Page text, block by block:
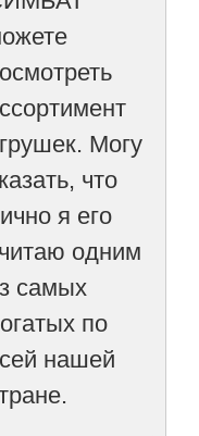
Могу
что
я его
одним
самых
по
нашей